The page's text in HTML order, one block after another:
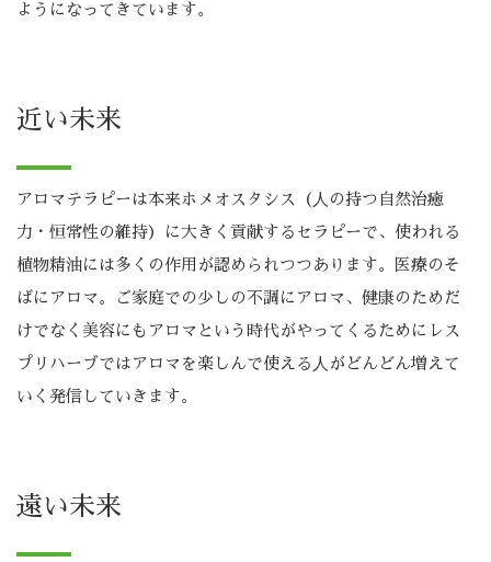
ようになってきています。
近い未来
アロマテラピーは本来ホメオスタシス（⼈の持つ自然治癒
力・恒常性の維持）に大きく貢献するセラピーで、使われる
植物精油には多くの作用が認められつつあります。医療のそ
ばにアロマ。ご家庭での少しの不調にアロマ、健康のためだ
けでなく美容にもアロマという時代がやってくるためにレス
プリハーブではアロマを楽しんで使える⼈がどんどん増えて
いく発信していきます。
遠い未来